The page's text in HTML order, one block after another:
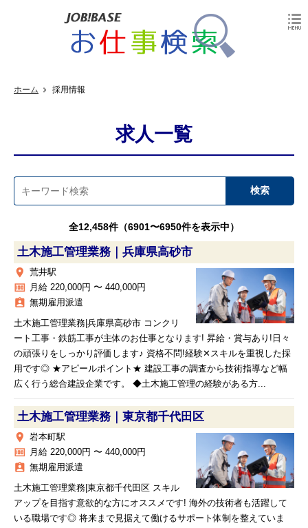
ホーム 採用情報
求人一覧
全12,458件（6901〜6950件を表示中）
土木施工管理業務｜兵庫県高砂市
place 荒井駅
money 月給 220,000円 〜 440,000円
assignment_ind 無期雇用派遣
土木施工管理業務|兵庫県高砂市 コンクリ
ート工事・鉄筋工事が主体のお仕事となります! 昇給・賞与あり!日々
の頑張りをしっかり評価します♪ 資格不問!経験✕スキルを重視した採
用です◎ ★アピールポイント★ 建設工事の調査から技術指導など幅
広く行う総合建設企業です。 ◆土木施工管理の経験がある方...
土木施工管理業務｜東京都千代田区
place 岩本町駅
money 月給 220,000円 〜 440,000円
assignment_ind 無期雇用派遣
土木施工管理業務|東京都千代田区 スキル
アップを目指す意欲的な方にオススメです! 海外の技術者も活躍して
いる職場です◎ 将来まで見据えて働けるサポート体制を整えていま